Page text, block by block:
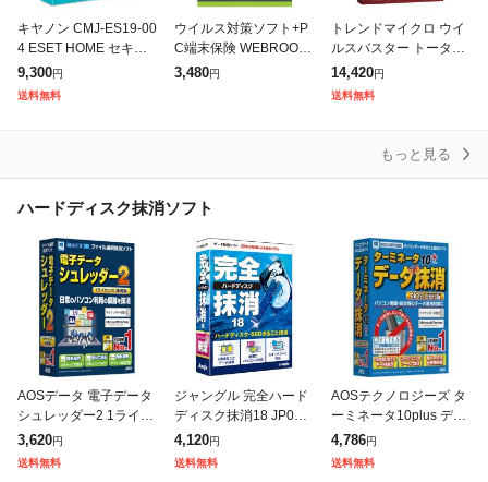
キヤノン CMJ-ES19-00
4 ESET HOME セキュ
リティ エッセンシャル
3台3年 Windows Mac
9,300円
送料無料
ウイルス対策ソフト+P
C端末保険 WEBROOT
ANYWHERE DOUBLE
3,480円
トレンドマイクロ ウイ
ルスバスター トータル
セキュリティ スタンダ
ード 3年版 PKG TICEW
14,420円
送料無料
もっと見る
ハードディスク抹消ソフト
AOSデータ 電子データ
シュレッダー2 1ライセ
ンス(永続版) EDS2-1
ゴミ箱を空にしただけ
3,620円
送料無料
ジャングル 完全ハード
ディスク抹消18 JP004
807
4,120円
送料無料
AOSテクノロジーズ タ
ーミネータ10plus デー
タ完全抹消 BIOS/UEFI
版
4,786円
送料無料